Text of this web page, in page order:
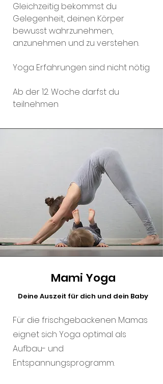
Gleichzeitig bekommst du
Gelegenheit, deinen Körper
bewusst wahrzunehmen,
anzunehmen und zu verstehen.
Yoga Erfahrungen sind nicht nötig
Ab der 12. Woche darfst du
teilnehmen
Mami Yoga
Deine Auszeit für dich und dein Baby
Für die frischgebackenen Mamas
eignet sich Yoga optimal als
Aufbau- und
Entspannungsprogramm.